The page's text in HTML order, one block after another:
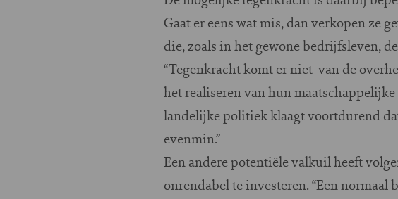
Gaat er eens wat mis, dan verkopen ze
die, zoals in het gewone bedrijfsleven,
“Tegenkracht komt er niet van de
het realiseren van hun
landelijke politiek klaagt voortdurend
evenmin.”
Een andere potentiële valkuil heeft
onrendabel te investeren. “Een